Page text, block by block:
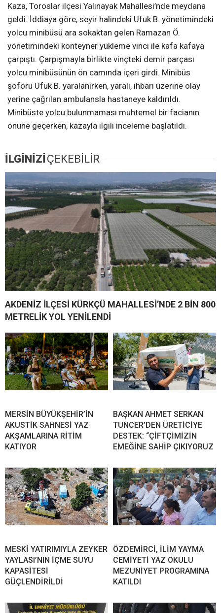
Kaza, Toroslar ilçesi Yalınayak Mahallesi’nde meydana
geldi. İddiaya göre, seyir halindeki Ufuk B. yönetimindeki
yolcu minibüsü ara sokaktan gelen Ramazan Ö.
yönetimindeki konteyner yükleme vinci ile kafa kafaya
çarpıştı. Çarpışmayla birlikte vinçteki demir parçası
yolcu minibüsünün ön camında içeri girdi. Minibüs
şoförü Ufuk B. yaralanırken, yaralı, ihbarı üzerine olay
yerine çağrılan ambulansla hastaneye kaldırıldı.
Minibüste yolcu bulunmaması muhtemel bir facianın
önüne geçerken, kazayla ilgili inceleme başlatıldı.
İLGİNİZİÇEKEBİLİR
AKDENİZ İLÇESİ KÜRKÇÜ MAHALLESİ’NDE 2 BİN 800
METRELİK YOL YENİLENDİ
MERSİN BÜYÜKŞEHİR’İN
AKUSTİK SAHNESİ YAZ
AKŞAMLARINA RİTİM
KATIYOR
BAŞKAN AHMET SERKAN
TUNCER’DEN ÜRETİCİYE
DESTEK: “ÇİFTÇİMİZİN
EMEĞİNE SAHİP ÇIKIYORUZ
MESKİ YATIRIMIYLA ZEYKER
YAYLASI’NIN İÇME SUYU
KAPASİTESİ
GÜÇLENDİRİLDİ
ÖZDEMİRCİ, İLİM YAYMA
CEMİYETİ YAZ OKULU
MEZUNİYET PROGRAMINA
KATILDI